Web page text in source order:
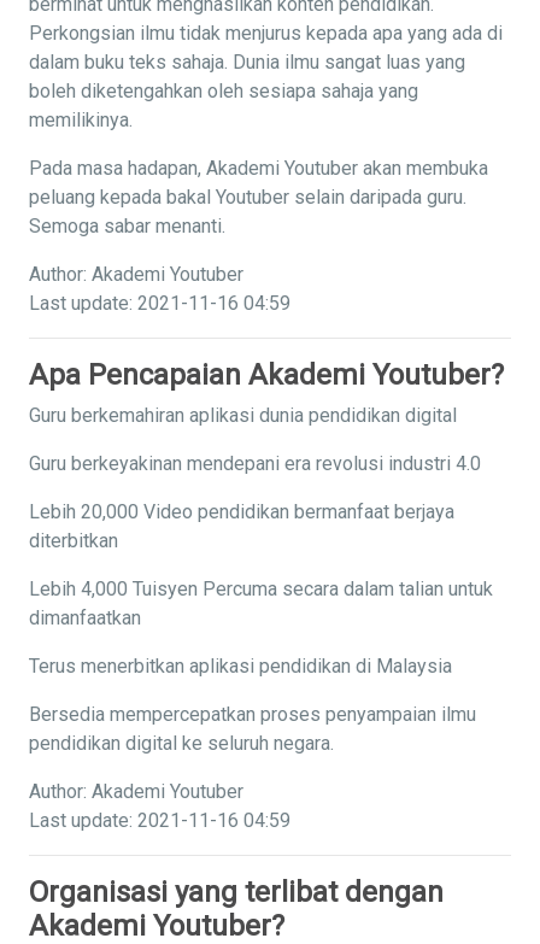
Perkongsian ilmu tidak menjurus kepada apa yang ada di
dalam buku teks sahaja. Dunia ilmu sangat luas yang
boleh diketengahkan oleh sesiapa sahaja yang
memilikinya.
Pada masa hadapan, Akademi Youtuber akan membuka
peluang kepada bakal Youtuber selain daripada guru.
Semoga sabar menanti.
Author: Akademi Youtuber
Last update: 2021-11-16 04:59
Apa Pencapaian Akademi Youtuber?
Guru berkemahiran aplikasi dunia pendidikan digital
Guru berkeyakinan mendepani era revolusi industri 4.0
Lebih 20,000 Video pendidikan bermanfaat berjaya
diterbitkan
Lebih 4,000 Tuisyen Percuma secara dalam talian untuk
dimanfaatkan
Terus menerbitkan aplikasi pendidikan di Malaysia
Bersedia mempercepatkan proses penyampaian ilmu
pendidikan digital ke seluruh negara.
Author: Akademi Youtuber
Last update: 2021-11-16 04:59
Organisasi yang terlibat dengan
Akademi Youtuber?